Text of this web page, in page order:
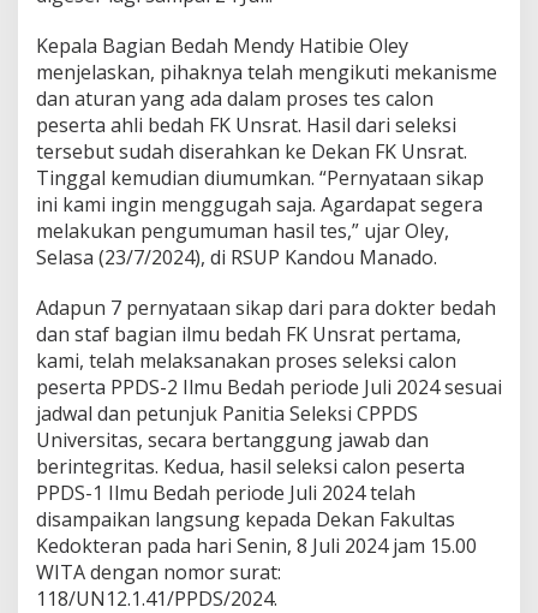
r
A
h
l
B
e
a
h
N
a
a
k
a
n
S
k
a
p
Kepala Bagian Bedah Mendy Hatibie Oley
menjelaskan, pihaknya telah mengikuti mekanisme
dan aturan yang ada dalam proses tes calon
peserta ahli bedah FK Unsrat. Hasil dari seleksi
tersebut sudah diserahkan ke Dekan FK Unsrat.
Tinggal kemudian diumumkan. “Pernyataan sikap
ini kami ingin menggugah saja. Agardapat segera
melakukan pengumuman hasil tes,” ujar Oley,
Selasa (23/7/2024), di RSUP Kandou Manado.
Adapun 7 pernyataan sikap dari para dokter bedah
dan staf bagian ilmu bedah FK Unsrat pertama,
kami, telah melaksanakan proses seleksi calon
peserta PPDS-2 Ilmu Bedah periode Juli 2024 sesuai
jadwal dan petunjuk Panitia Seleksi CPPDS
Universitas, secara bertanggung jawab dan
berintegritas. Kedua, hasil seleksi calon peserta
PPDS-1 Ilmu Bedah periode Juli 2024 telah
disampaikan langsung kepada Dekan Fakultas
Kedokteran pada hari Senin, 8 Juli 2024 jam 15.00
WITA dengan nomor surat:
118/UN12.1.41/PPDS/2024.